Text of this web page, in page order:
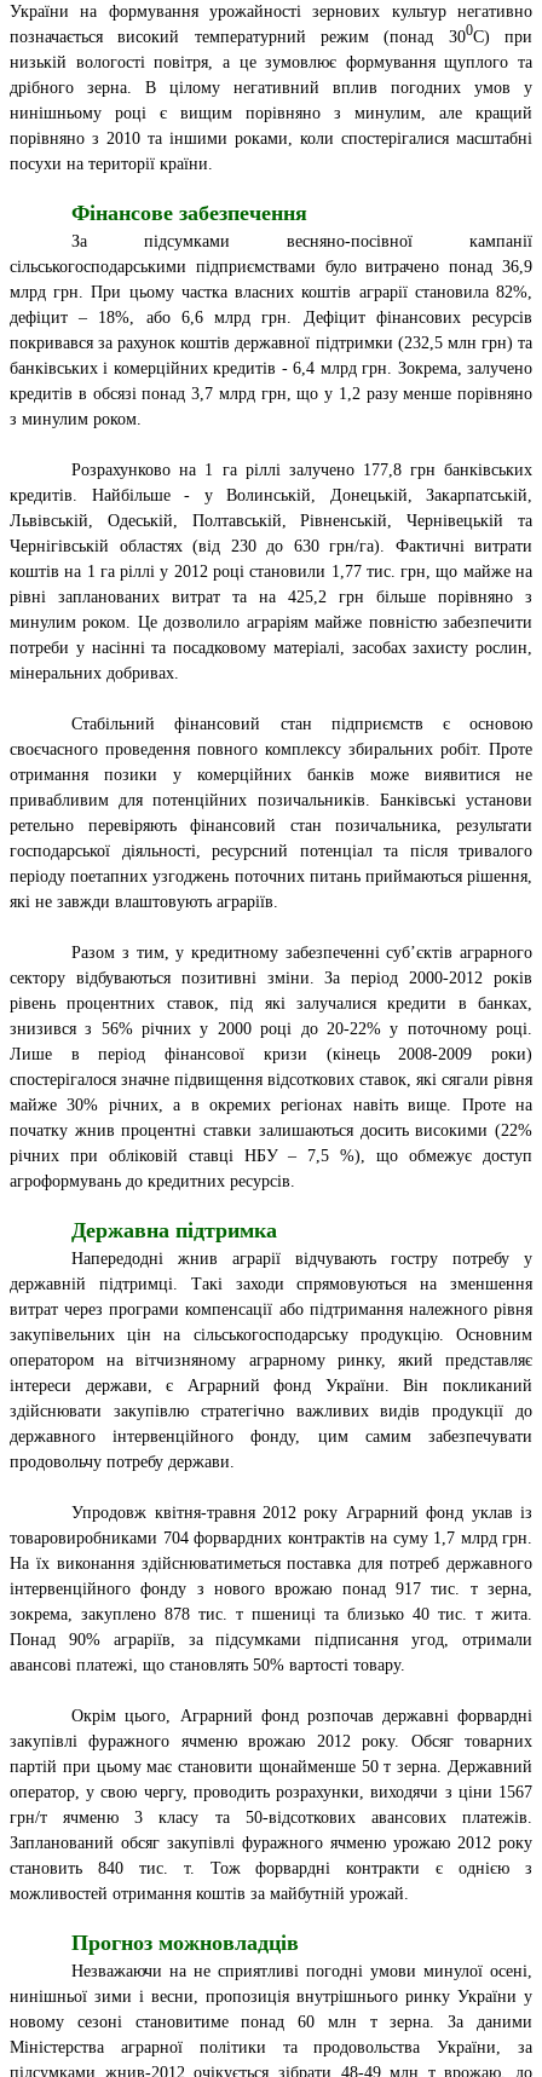
України на формування урожайності зернових культур негативно
позначається високий температурний режим (понад 300С) при
низькій вологості повітря, а це зумовлює формування щуплого та
дрібного зерна. В цілому негативний вплив погодних умов у
нинішньому році є вищим порівняно з минулим, але кращий
порівняно з 2010 та іншими роками, коли спостерігалися масштабні
посухи на території країни.
Фінансове забезпечення
За підсумками весняно-посівної кампанії
сільськогосподарськими підприємствами було витрачено понад 36,9
млрд грн. При цьому частка власних коштів аграрії становила 82%,
дефіцит – 18%, або 6,6 млрд грн. Дефіцит фінансових ресурсів
покривався за рахунок коштів державної підтримки (232,5 млн грн) та
банківських і комерційних кредитів - 6,4 млрд грн. Зокрема, залучено
кредитів в обсязі понад 3,7 млрд грн, що у 1,2 разу менше порівняно
з минулим роком.
Розрахунково на 1 га ріллі залучено 177,8 грн банківських
кредитів. Найбільше - у Волинській, Донецькій, Закарпатській,
Львівській, Одеській, Полтавській, Рівненській, Чернівецькій та
Чернігівській областях (від 230 до 630 грн/га). Фактичні витрати
коштів на 1 га ріллі у 2012 році становили 1,77 тис. грн, що майже на
рівні запланованих витрат та на 425,2 грн більше порівняно з
минулим роком. Це дозволило аграріям майже повністю забезпечити
потреби у насінні та посадковому матеріалі, засобах захисту рослин,
мінеральних добривах.
Стабільний фінансовий стан підприємств є основою
своєчасного проведення повного комплексу збиральних робіт. Проте
отримання позики у комерційних банків може виявитися не
привабливим для потенційних позичальників. Банківські установи
ретельно перевіряють фінансовий стан позичальника, результати
господарської діяльності, ресурсний потенціал та після тривалого
періоду поетапних узгоджень поточних питань приймаються рішення,
які не завжди влаштовують аграріїв.
Разом з тим, у кредитному забезпеченні суб’єктів аграрного
сектору відбуваються позитивні зміни. За період 2000-2012 років
рівень процентних ставок, під які залучалися кредити в банках,
знизився з 56% річних у 2000 році до 20-22% у поточному році.
Лише в період фінансової кризи (кінець 2008-2009 роки)
спостерігалося значне підвищення відсоткових ставок, які сягали рівня
майже 30% річних, а в окремих регіонах навіть вище. Проте на
початку жнив процентні ставки залишаються досить високими (22%
річних при обліковій ставці НБУ – 7,5 %), що обмежує доступ
агроформувань до кредитних ресурсів.
Державна підтримка
Напередодні жнив аграрії відчувають гостру потребу у
державній підтримці. Такі заходи спрямовуються на зменшення
витрат через програми компенсації або підтримання належного рівня
закупівельних цін на сільськогосподарську продукцію. Основним
оператором на вітчизняному аграрному ринку, який представляє
інтереси держави, є Аграрний фонд України. Він покликаний
здійснювати закупівлю стратегічно важливих видів продукції до
державного інтервенційного фонду, цим самим забезпечувати
продовольчу потребу держави.
Упродовж квітня-травня 2012 року Аграрний фонд уклав із
товаровиробниками 704 форвардних контрактів на суму 1,7 млрд грн.
На їх виконання здійснюватиметься поставка для потреб державного
інтервенційного фонду з нового врожаю понад 917 тис. т зерна,
зокрема, закуплено 878 тис. т пшениці та близько 40 тис. т жита.
Понад 90% аграріїв, за підсумками підписання угод, отримали
авансові платежі, що становлять 50% вартості товару.
Окрім цього, Аграрний фонд розпочав державні форвардні
закупівлі фуражного ячменю врожаю 2012 року. Обсяг товарних
партій при цьому має становити щонайменше 50 т зерна. Державний
оператор, у свою чергу, проводить розрахунки, виходячи з ціни 1567
грн/т ячменю 3 класу та 50-відсоткових авансових платежів.
Запланований обсяг закупівлі фуражного ячменю урожаю 2012 року
становить 840 тис. т. Тож форвардні контракти є однією з
можливостей отримання коштів за майбутній урожай.
Прогноз можновладців
Незважаючи на не сприятливі погодні умови минулої осені,
нинішньої зими і весни, пропозиція внутрішнього ринку України у
новому сезоні становитиме понад 60 млн т зерна. За даними
Міністерства аграрної політики та продовольства України, за
підсумками жнив-2012 очікується зібрати 48-49 млн т врожаю, до